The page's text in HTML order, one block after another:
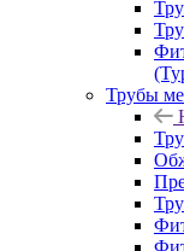
Трубы